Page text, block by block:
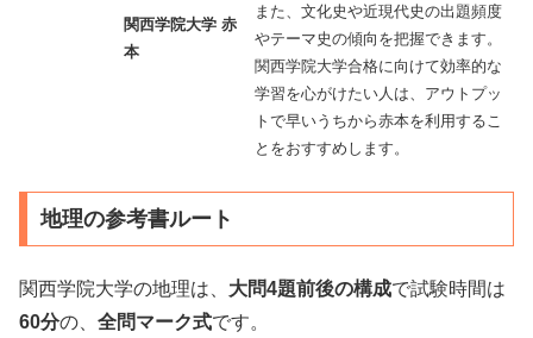
関西学院大学 赤
本
また、文化史や近現代史の出題頻度
やテーマ史の傾向を把握できます。
関西学院大学合格に向けて効率的な
学習を心がけたい人は、アウトプッ
トで早いうちから赤本を利用するこ
とをおすすめします。
地理の参考書ルート
関西学院大学の地理は、 大問4題前後の構成で試験時間は
60分の、 全問マーク式です。